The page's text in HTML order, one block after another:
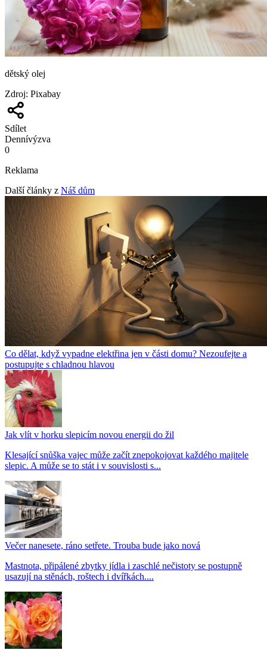
dětský olej
Zdroj: Pixabay
Sdílet
Dennívýzva
0
Reklama
Další články z Náš dům
Co dělat, když vypadne elektřina jen v části domu? Nezoufejte a
postupujte s chladnou hlavou
Jak vlít v horku slepicím novou energii do žil
Klesající snůška vajec může začít znepokojovat každého majitele
slepic. A může se to stát i v souvislosti s...
Večer nanesete, ráno setřete. Trouba bude jako nová
Mastnota, připálené zbytky jídla i zaschlé nečistoty se postupně
usazují na stěnách, roštech i dvířkách....